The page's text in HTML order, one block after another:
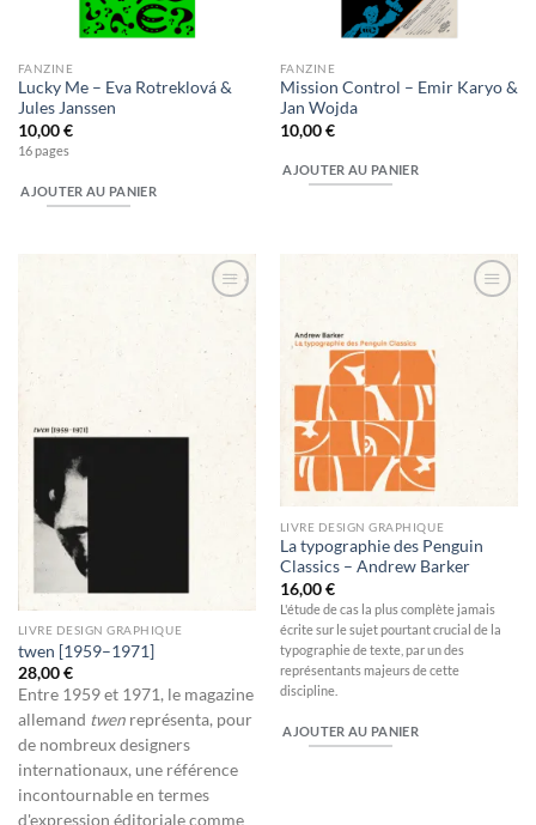
FANZINE
Lucky Me – Eva Rotreklová &
Jules Janssen
10,00€
16 pages
AJOUTER AU PANIER
FANZINE
Mission Control – Emir Karyo &
Jan Wojda
10,00€
AJOUTER AU PANIER
Ajouter
wishlist
LIVRE DESIGN GRAPHIQUE
twen [1959–1971]
28,00€
Entre 1959 et 1971, le magazine
allemand twenreprésenta, pour
de nombreux designers
internationaux, une référence
incontournable en termes
d'expression éditoriale comme
LIVRE DESIGN GRAPHIQUE
La typographie des Penguin
Classics – Andrew Barker
16,00€
L'étude de cas la plus complète jamais
écrite sur le sujet pourtant crucial de la
typographie de texte, par un des
représentants majeurs de cette
discipline.
AJOUTER AU PANIER